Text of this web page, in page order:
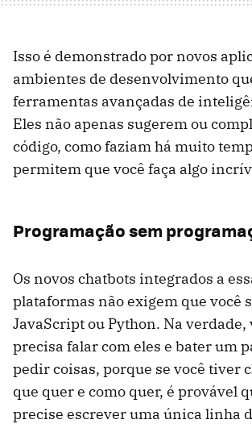
Isso é demonstrado por novos
ambientes de desenvolvimento
ferramentas avançadas de
Eles não apenas sugerem ou
código, como faziam há muito
permitem que você faça algo
Programação sem
Os novos chatbots integrados a
plataformas não exigem que você
JavaScript ou Python. Na verdade,
precisa falar com eles e bater um
pedir coisas, porque se você tiver
que quer e como quer, é provável
precise escrever uma única linha